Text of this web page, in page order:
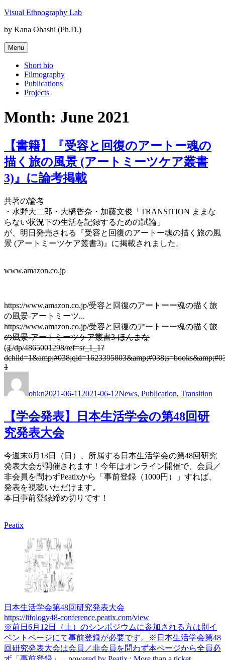
Skip
content
Visual Ethnography Lab
by Kana Ohashi (Ph.D.)
Menu
Short bio
Filmography
Publications
Projects
Month: June 2021
【書籍】『受容と回復のアートー魂の
描く旅の風景 (アートミーツケア叢書
3)』に論考掲載
共著の論考
・水野大二郎・大橋香奈・加藤文俊「TRANSITION ままな
らない状況下の生活を記録するための試論」
が、明日発売される『受容と回復のアートー魂の描く旅の風
景 (アートミーツケア叢書3)』に掲載されました。
www.amazon.co.jp
https://www.amazon.co.jp/受容と回復のアートーー魂の描く旅
の風景-アートミーツ...
https://www.amazon.co.jp/受容と回復のアートーー魂の描く旅
の風景-アートミーツケア叢書3-ほんまな
ほ/dp/4865001298/ref=sr_1_1?
1
ohkn2021-06-11 2021-06-12News, Publication, Transition
【学会発表】日本生活学会の第48回研
究発表大会
今週末6月13日（日）、所属する日本生活学会の第48回研究
発表大会が開催されます！今年はオンライン開催で、会員／
非会員を問わずPeatixから「事前登録（1000円）」すれば、
発表を視聴いただけます。
本日事前登録締め切りです！
Peatix
日本生活学会第48回研究発表大会
https://lifology48-conference.peatix.com/view
※前日6月12日（土）のシンポジウムに参加される方は別イ
ベントページにて事前登録が必要です。※日本生活学会第48
回研究発表大会は会員／非会員を問わず本ページから全員必